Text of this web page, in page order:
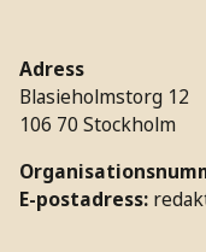
Adress
Blasieholmstorg 12
106 70 Stockholm
E-postadress: